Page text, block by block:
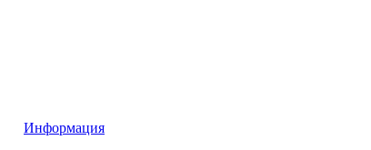
Информация